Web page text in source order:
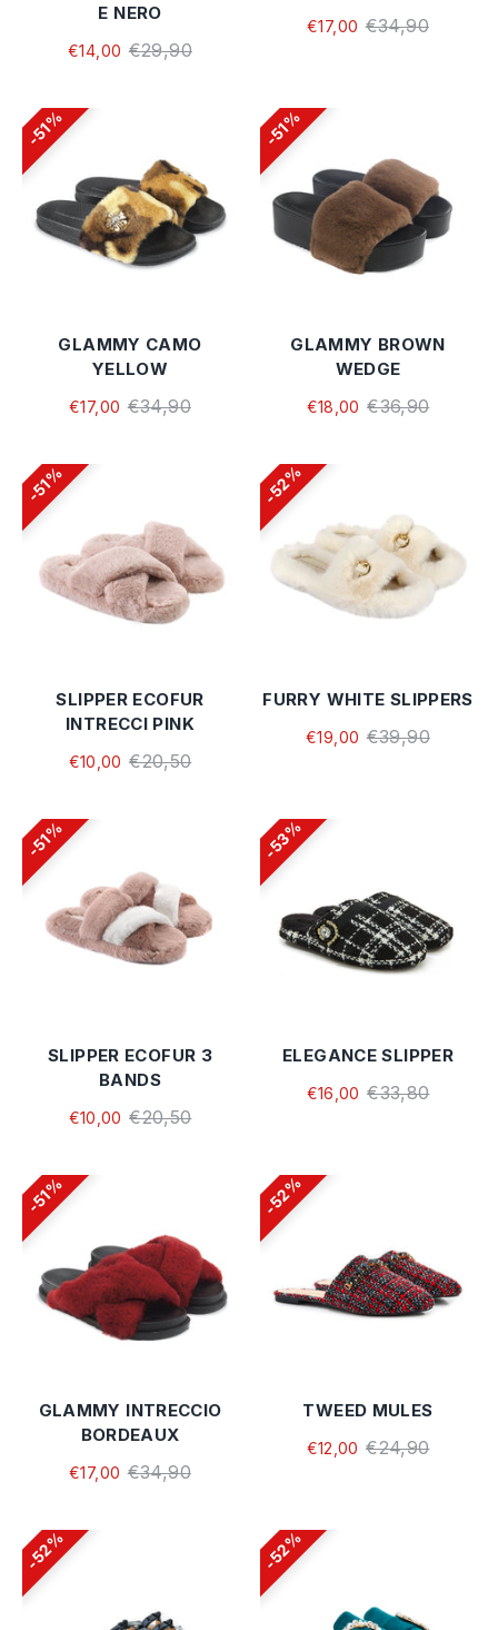
E NERO
€14,00 €29,90
€17,00 €34,90
51%
GLAMMY CAMO
YELLOW
€17,00 €34,90
51%
GLAMMY BROWN
WEDGE
€18,00 €36,90
51%
SLIPPER ECOFUR
INTRECCI PINK
€10,00 €20,50
52%
FURRY WHITE SLIPPERS
€19,00 €39,90
51%
SLIPPER ECOFUR 3
BANDS
€10,00 €20,50
53%
ELEGANCE SLIPPER
€16,00 €33,80
51%
GLAMMY INTRECCIO
BORDEAUX
€17,00 €34,90
52%
TWEED MULES
€12,00 €24,90
52% 52%